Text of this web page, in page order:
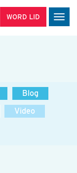
WORD LID
Blog
Video